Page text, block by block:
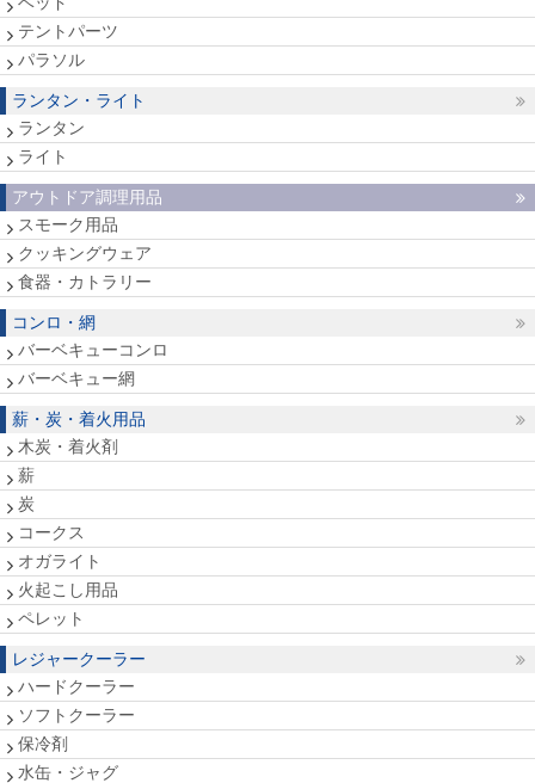
テントパーツ
パラソル
ランタン・ライト
ランタン
ライト
アウトドア調理用品
スモーク用品
クッキングウェア
食器・カトラリー
コンロ・網
バーベキューコンロ
バーベキュー網
薪・炭・着火用品
木炭・着火剤
薪
炭
コークス
オガライト
火起こし用品
ペレット
レジャークーラー
ハードクーラー
ソフトクーラー
保冷剤
水缶・ジャグ